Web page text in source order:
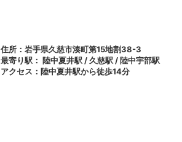
住所：岩手県久慈市湊町第15地割38-3
最寄り駅： 陸中夏井駅 / 久慈駅 / 陸中宇部駅
アクセス：陸中夏井駅から徒歩14分